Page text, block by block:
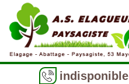
indisponible